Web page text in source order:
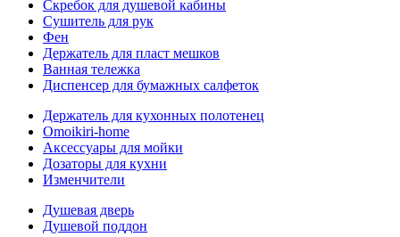
Скребок для душевой кабины
Сушитель для рук
Фен
Держатель для пласт мешков
Ванная тележка
Диспенсер для бумажных салфеток
Держатель для кухонных полотенец
Omoikiri-home
Аксессуары для мойки
Дозаторы для кухни
Изменчители
Душевая дверь
Душевой поддон